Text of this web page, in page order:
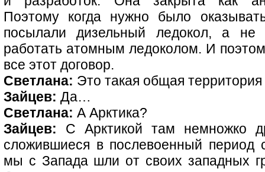
Поэтому когда нужно было
посылали дизельный ледокол, а
работать атомным ледоколом. И
все этот договор.
Светлана: Это такая общая
Зайцев: Да…
Светлана: А Арктика?
Зайцев: С Арктикой там немножко
сложившиеся в послевоенный период
мы с Запада шли от своих западных